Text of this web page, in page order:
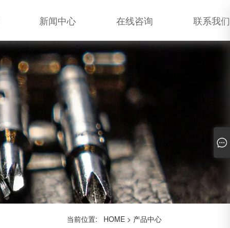
新闻中心 在线咨询 联系我们
当前位置: HOME> 产品中心